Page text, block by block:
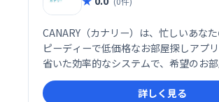
CANARY（カナリー）は、忙しいあな
ピーディーで低価格なお部屋探しアプ
省いた効率的なシステムで、希望のお
に見つけられます。 時間と費用を節約
い探しをサポートします。詳しく見る